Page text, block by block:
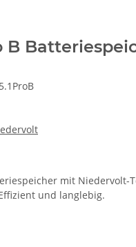
B
mit
und langlebig.